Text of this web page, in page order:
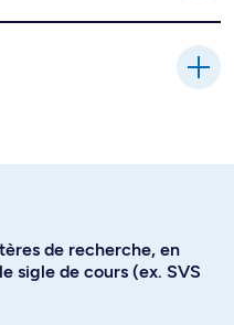
de recherche, en
sigle de cours (ex. SVS